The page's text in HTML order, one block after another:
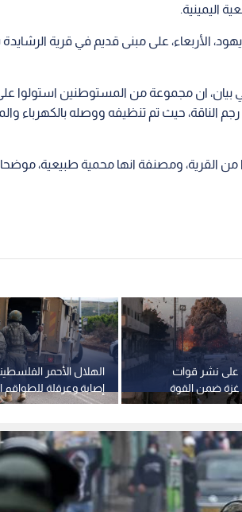
اليمينية.
على مبنى قديم في قرية
ان مجموعة من المستوطنين استولوا
يقع في منطقة رجم الناقة، حيث تم تنظيفه ووصله بالكهرباء
القرية، ومصنفة انها محمية طبيعية، موضحا
إصابة وعرقلة للطواقم
اقتحام مستمر لقوات
على نشر قوات
ضمن القوة